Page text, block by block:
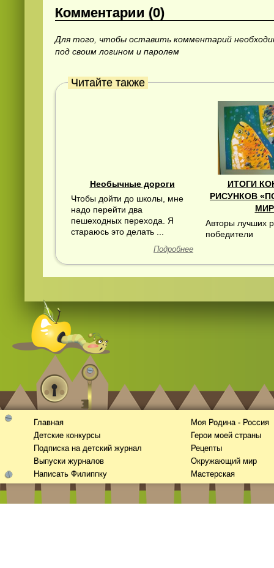
Комментарии (0)
Для того, чтобы оставить комментарий
под своим логином и паролем
Читайте также
Необычные дороги
Чтобы дойти до школы, мне
надо перейти два
пешеходных перехода. Я
стараюсь это делать ...
Подробнее
ИТОГИ
РИСУНКОВ
Авторы лучших
победители
Главная
Детские конкурсы
Подписка на детский журнал
Выпуски журналов
Написать Филиппку
Моя Родина - Россия
Герои моей страны
Рецепты
Окружающий мир
Мастерская